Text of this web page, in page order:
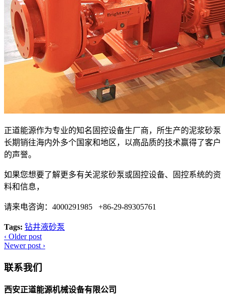
正道能源作为专业的知名固控设备生厂商，所生产的泥浆砂泵
长期销往海内外多个国家和地区，以高品质的技术赢得了客户
的声誉。
如果您想要了解更多有关泥浆砂泵或固控设备、固控系统的资
料和信息，
请来电咨询：4000291985 +86-29-89305761
Tags: 钻井液砂泵
‹ Older post
Newer post ›
联系我们
西安正道能源机械设备有限公司